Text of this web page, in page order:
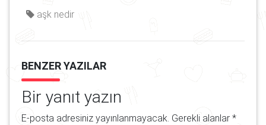
aşk nedir
BENZER YAZILAR
Bir yanıt yazın
E-posta adresiniz yayınlanmayacak. Gerekli alanlar *